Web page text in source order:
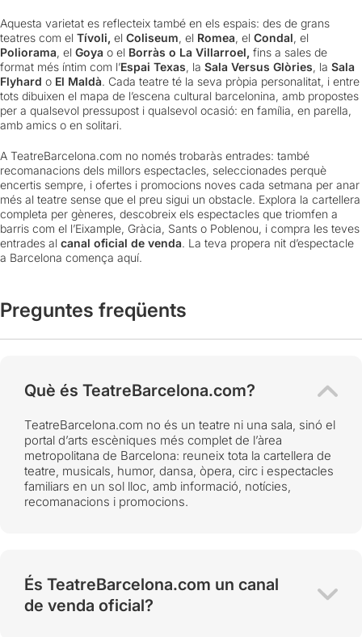
Aquesta varietat es reflecteix també en els espais: des de grans
teatres com el Tívoli, el Coliseum, el Romea, el Condal, el
Poliorama, el Goya o el Borràs o La Villarroel, fins a sales de
format més íntim com l’Espai Texas, la Sala Versus Glòries, la Sala
Flyhard o El Maldà. Cada teatre té la seva pròpia personalitat, i entre
tots dibuixen el mapa de l’escena cultural barcelonina, amb propostes
per a qualsevol pressupost i qualsevol ocasió: en família, en parella,
amb amics o en solitari.
A TeatreBarcelona.com no només trobaràs entrades: també
recomanacions dels millors espectacles, seleccionades perquè
encertis sempre, i ofertes i promocions noves cada setmana per anar
més al teatre sense que el preu sigui un obstacle. Explora la cartellera
completa per gèneres, descobreix els espectacles que triomfen a
barris com el l’Eixample, Gràcia, Sants o Poblenou, i compra les teves
entrades al canal oficial de venda. La teva propera nit d’espectacle
a Barcelona comença aquí.
Preguntes freqüents
Què és TeatreBarcelona.com?
TeatreBarcelona.com no és un teatre ni una sala, sinó el
portal d’arts escèniques més complet de l’àrea
metropolitana de Barcelona: reuneix tota la cartellera de
teatre, musicals, humor, dansa, òpera, circ i espectacles
familiars en un sol lloc, amb informació, notícies,
recomanacions i promocions.
És TeatreBarcelona.com un canal
de venda oficial?